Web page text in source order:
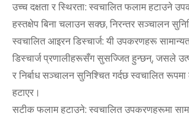
उच्च दक्षता र स्थिरता: स्वचालित फलाम हटाउने
हस्तक्षेप बिना चलाउन सक्छ, निरन्तर सञ्चालन
स्वचालित आइरन डिस्चार्ज: यी उपकरणहरू
डिस्चार्ज प्रणालीहरूसँग सुसज्जित हुन्छन्, जसले
र निर्बाध सञ्चालन सुनिश्चित गर्दछ स्वचालित
हटाएर।
सटीक फलाम हटाउने: स्वचालित उपकरणहरूमा